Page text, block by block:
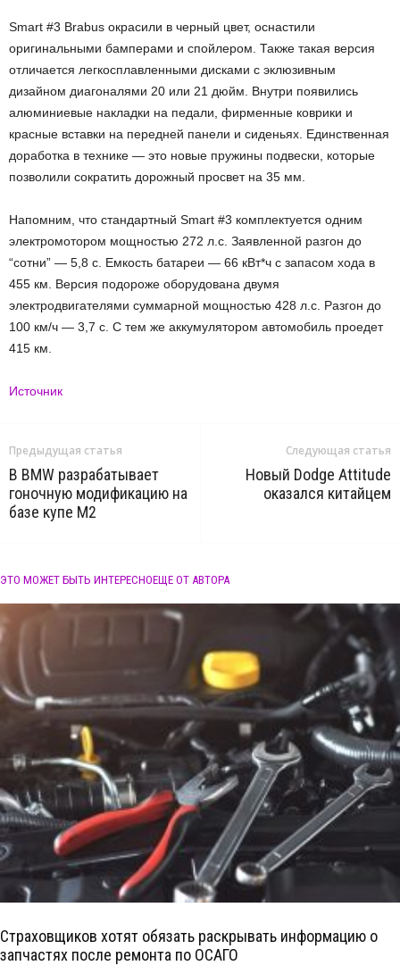
Smart #3 Brabus окрасили в черный цвет, оснастили
оригинальными бамперами и спойлером. Также такая версия
отличается легкосплавленными дисками с эклюзивным
дизайном диагоналями 20 или 21 дюйм. Внутри появились
алюминиевые накладки на педали, фирменные коврики и
красные вставки на передней панели и сиденьях. Единственная
доработка в технике — это новые пружины подвески, которые
позволили сократить дорожный просвет на 35 мм.
Напомним, что стандартный Smart #3 комплектуется одним
электромотором мощностью 272 л.с. Заявленной разгон до
“сотни” — 5,8 с. Емкость батареи — 66 кВт*ч с запасом хода в
455 км. Версия подороже оборудована двумя
электродвигателями суммарной мощностью 428 л.с. Разгон до
100 км/ч — 3,7 с. С тем же аккумулятором автомобиль проедет
415 км.
Источник
Предыдущая статья
В BMW разрабатывает
гоночную модификацию на
базе купе M2
Следующая статья
Новый Dodge Attitude
оказался китайцем
ЭТО МОЖЕТ БЫТЬ ИНТЕРЕСНОЕЩЕ ОТ АВТОРА
Страховщиков хотят обязать раскрывать информацию о
запчастях после ремонта по ОСАГО